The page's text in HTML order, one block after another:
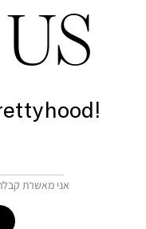
אני מאשרת